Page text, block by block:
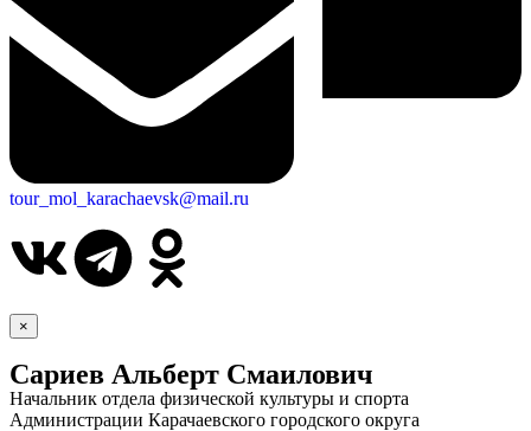
tour_mol_karachaevsk@mail.ru
×
Сариев Альберт Смаилович
Начальник отдела физической культуры и спорта
Администрации Карачаевского городского округа